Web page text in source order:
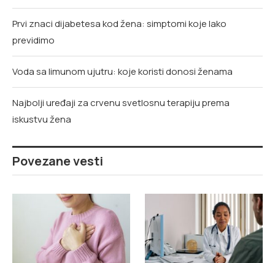
Prvi znaci dijabetesa kod žena: simptomi koje lako
previdimo
Voda sa limunom ujutru: koje koristi donosi ženama
Najbolji uređaji za crvenu svetlosnu terapiju prema
iskustvu žena
Povezane vesti